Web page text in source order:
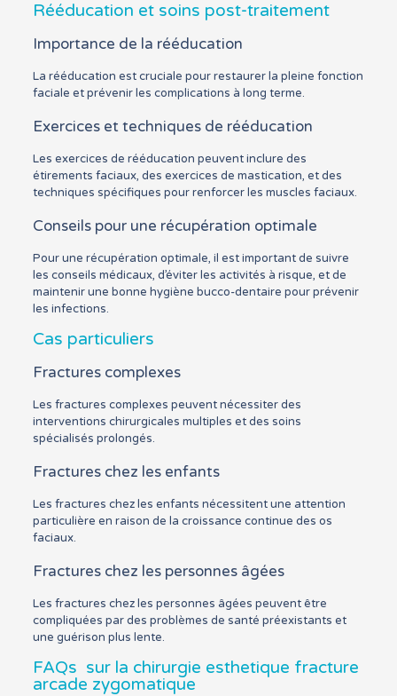
Rééducation et soins post-traitement
Importance de la rééducation
La rééducation est cruciale pour restaurer la pleine fonction
faciale et prévenir les complications à long terme.
Exercices et techniques de rééducation
Les exercices de rééducation peuvent inclure des
étirements faciaux, des exercices de mastication, et des
techniques spécifiques pour renforcer les muscles faciaux.
Conseils pour une récupération optimale
Pour une récupération optimale, il est important de suivre
les conseils médicaux, d’éviter les activités à risque, et de
maintenir une bonne hygiène bucco-dentaire pour prévenir
les infections.
Cas particuliers
Fractures complexes
Les fractures complexes peuvent nécessiter des
interventions chirurgicales multiples et des soins
spécialisés prolongés.
Fractures chez les enfants
Les fractures chez les enfants nécessitent une attention
particulière en raison de la croissance continue des os
faciaux.
Fractures chez les personnes âgées
Les fractures chez les personnes âgées peuvent être
compliquées par des problèmes de santé préexistants et
une guérison plus lente.
FAQs sur la chirurgie esthetique fracture
arcade zygomatique